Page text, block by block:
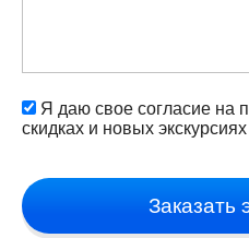
Я даю свое согласие на
скидках и новых экскурсиях
Заказать